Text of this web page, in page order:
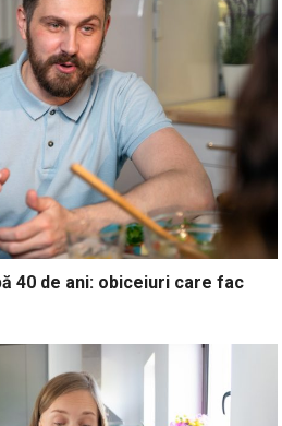
40 de ani: obiceiuri care fac